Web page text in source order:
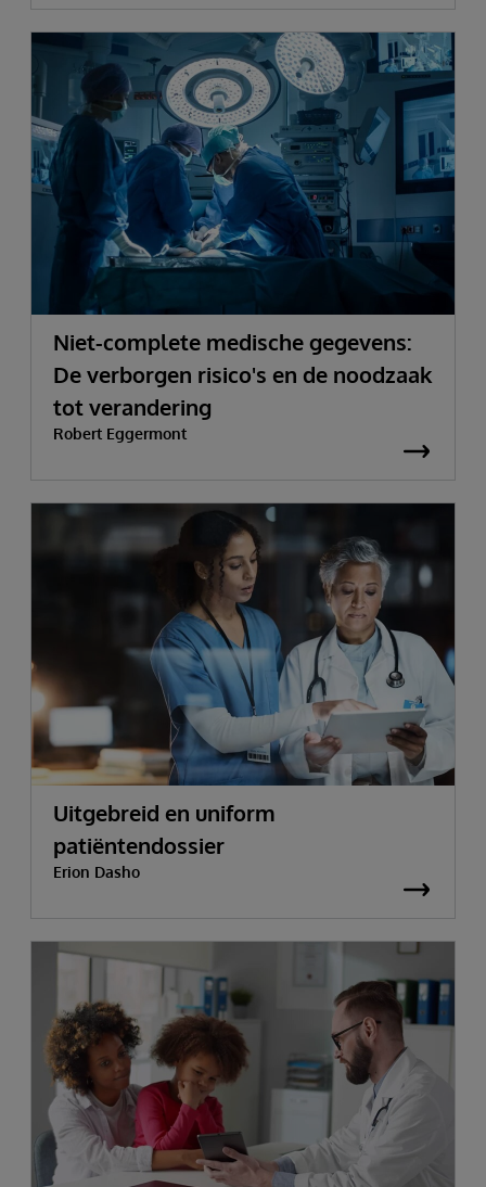
Niet-complete medische gegevens:
De verborgen risico's en de noodzaak
tot verandering
Robert Eggermont
Uitgebreid en uniform
patiëntendossier
Erion Dasho